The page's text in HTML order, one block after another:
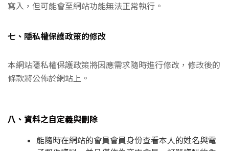
寫入，但可能會至網站功能無法正常執行。
七、隱私權保護政策的修改
本網站隱私權保護政策將因應需求隨時進行修改，修改後的
條款將公佈於網站上。
八、資料之自定義與刪除
能隨時在網站的會員會員身份查看本人的姓名與電